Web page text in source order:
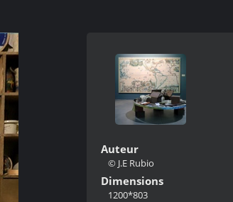
Auteur
© J.E Rubio
Dimensions
1200*803